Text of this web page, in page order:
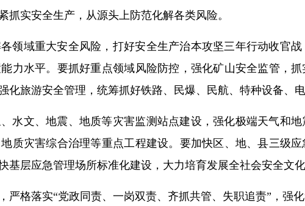
实安全生产，从源头上防范化解各类风险。
领域重大安全风险，打好安全生产治本攻坚三年行动收官
力水平。要抓好重点领域风险防控，强化矿山安全监管，
旅游安全管理，统筹抓好铁路、民爆、民航、特种设备、
水文、地震、地质等灾害监测站点建设，强化极端天气和
质灾害综合治理等重点工程建设。要加快区、地、县三级
层应急管理场所标准化建设，大力培育发展全社会安全文
严格落实“党政同责、一岗双责、齐抓共管、失职追责”，强